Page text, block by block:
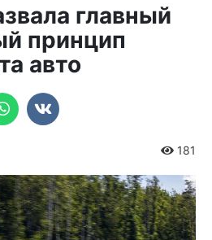
главный
принцип
авто
181